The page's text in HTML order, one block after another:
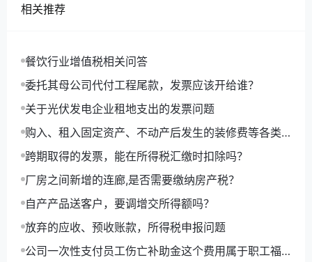
二、《税收征管法》相关规定
帐簿、记帐凭证，或者在帐簿上多列支出或者不
列、少列收入，或者经税务机关通知申报而拒不
申报或者进行虚假的纳税申报，不缴或者少缴应
纳税款的，是偷税。对纳税人偷税的，由税务机
关追缴其不缴或者少缴的税款、滞纳金，并处不
缴或者少缴的税款百分之五十以上五倍以下的罚
款；构成犯罪的，依法追究刑事责任。
扣缴义务人采取前款所列手段，不缴或者少缴已
相关推荐
餐饮行业增值税相关问答
委托其母公司代付工程尾款，发票应该开给谁？
关于光伏发电企业租地支出的发票问题
购入、租入固定资产、不动产后发生的装修费等各类
费用进项抵扣问题的执行口径
跨期取得的发票，能在所得税汇缴时扣除吗？
厂房之间新增的连廊,是否需要缴纳房产税？
自产产品送客户，要调增交所得额吗？
放弃的应收、预收账款，所得税申报问题
公司一次性支付员工伤亡补助金这个费用属于职工福